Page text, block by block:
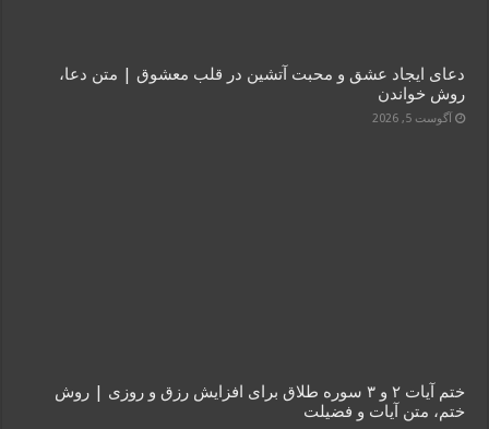
دعای ایجاد عشق و محبت آتشین در قلب معشوق | متن دعا،
روش خواندن
آگوست 5, 2026
ختم آیات ۲ و ۳ سوره طلاق برای افزایش رزق و روزی | روش
ختم، متن آیات و فضیلت